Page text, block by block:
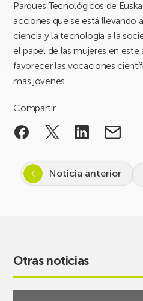
Parques Tecnológicos de
acciones que se está llevando
ciencia y la tecnología a la
el papel de las mujeres en
favorecer las vocaciones
más jóvenes.
Compartir
Noticia anterior
Otras noticias